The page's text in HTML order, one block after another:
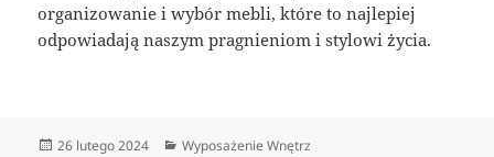
organizowanie i wybór mebli, które to najlepiej
odpowiadają naszym pragnieniom i stylowi życia.
Data
26 lutego 2024 Kategorie
Wyposażenie Wnętrz